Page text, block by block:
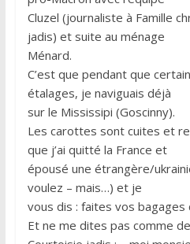
Cluzel (journaliste à Famille
jadis) et suite au ménage
Ménard.
C’est que pendant que
étalages, je naviguais déjà
sur le Mississipi (Goscinny).
Les carottes sont cuites et
que j’ai quitté la France et
épousé une étrangère/
voulez – mais…) et je
vous dis : faites vos bagages
Et ne me dites pas comme